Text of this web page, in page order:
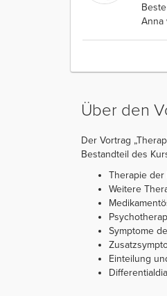
Anna
Über den
Der Vortrag
Bestandteil des
Therapie
Weitere
Symptome
Einteilung